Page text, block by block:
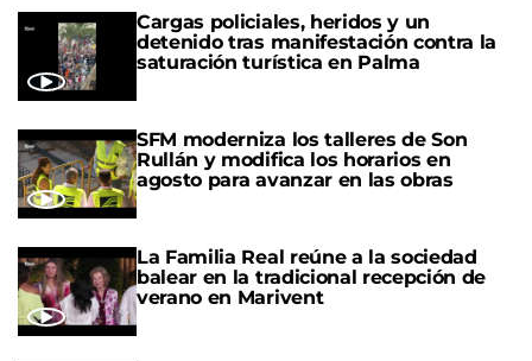
Cargas policiales, heridos y un
detenido tras manifestación contra la
saturación turística en Palma
SFM moderniza los talleres de Son
Rullán y modifica los horarios en
agosto para avanzar en las obras
La Familia Real reúne a la sociedad
balear en la tradicional recepción de
verano en Marivent